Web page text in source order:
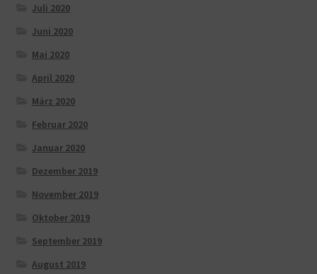
Juli 2020
Juni 2020
Mai 2020
April 2020
März 2020
Februar 2020
Januar 2020
Dezember 2019
November 2019
Oktober 2019
September 2019
August 2019